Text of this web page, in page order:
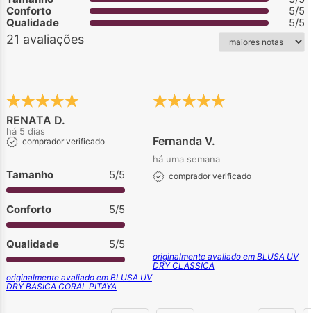
Conforto
5/5
Qualidade
5/5
21 avaliações
RENATA D.
há 5 dias
comprador verificado
Tamanho 5/5
Conforto 5/5
Qualidade 5/5
originalmente avaliado em BLUSA UV
DRY BÁSICA CORAL PITAYA
Fernanda V.
há uma semana
comprador verificado
originalmente avaliado em BLUSA UV
DRY CLASSICA